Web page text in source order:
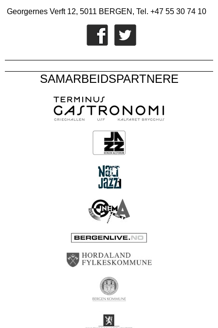
Georgernes Verft 12, 5011 BERGEN, Tel. +47 55 30 74 10
SAMARBEIDSPARTNERE